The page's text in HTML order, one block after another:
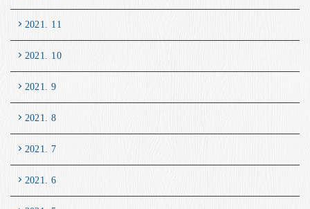
2021. 11
2021. 10
2021. 9
2021. 8
2021. 7
2021. 6